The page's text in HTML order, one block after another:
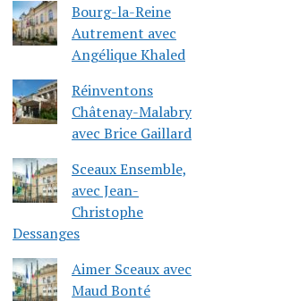
Bourg-la-Reine
Autrement avec
Angélique Khaled
Réinventons
Châtenay-Malabry
avec Brice Gaillard
Sceaux Ensemble,
avec Jean-
Christophe
Dessanges
Aimer Sceaux avec
Maud Bonté